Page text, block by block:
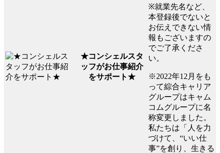
★コンシェルスタ
ッフがお仕事紹介
をサポート★
※就業先名など、
本登録後でないと
お伝えできない情
報もございますの
でご了承くださ
い。
※2022年12月をも
って綜合キャリア
グループはキャム
コムグループに名
称変更しました。
私たちは「人を力
づけて、“いい仕
事”を創り、生きる